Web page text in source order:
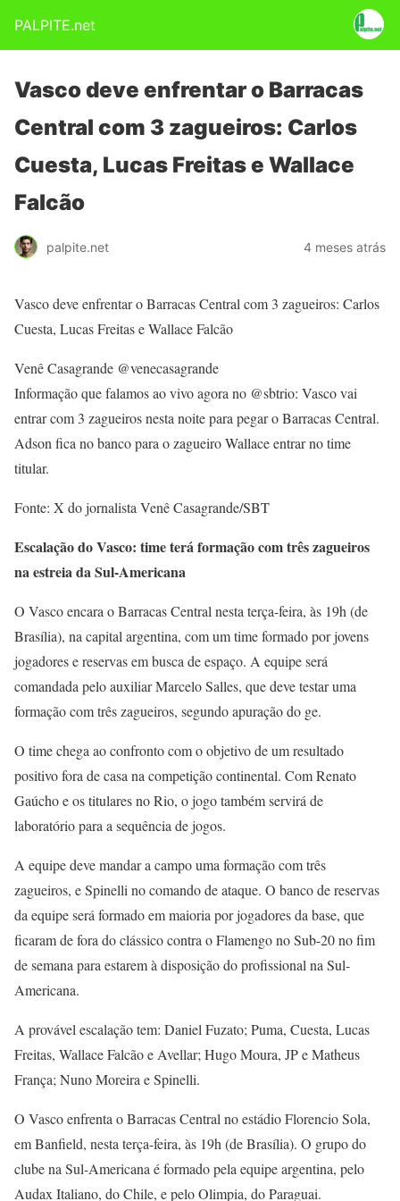
PALPITE.net
Vasco deve enfrentar o Barracas
Central com 3 zagueiros: Carlos
Cuesta, Lucas Freitas e Wallace
Falcão
palpite.net 4 meses atrás
Vasco deve enfrentar o Barracas Central com 3 zagueiros: Carlos
Cuesta, Lucas Freitas e Wallace Falcão
Venê Casagrande @venecasagrande
Informação que falamos ao vivo agora no @sbtrio: Vasco vai
entrar com 3 zagueiros nesta noite para pegar o Barracas Central.
Adson fica no banco para o zagueiro Wallace entrar no time
titular.
Fonte: X do jornalista Venê Casagrande/SBT
Escalação do Vasco: time terá formação com três zagueiros
na estreia da Sul-Americana
O Vasco encara o Barracas Central nesta terça-feira, às 19h (de
Brasília), na capital argentina, com um time formado por jovens
jogadores e reservas em busca de espaço. A equipe será
comandada pelo auxiliar Marcelo Salles, que deve testar uma
formação com três zagueiros, segundo apuração do ge.
O time chega ao confronto com o objetivo de um resultado
positivo fora de casa na competição continental. Com Renato
Gaúcho e os titulares no Rio, o jogo também servirá de
laboratório para a sequência de jogos.
A equipe deve mandar a campo uma formação com três
zagueiros, e Spinelli no comando de ataque. O banco de reservas
da equipe será formado em maioria por jogadores da base, que
ficaram de fora do clássico contra o Flamengo no Sub-20 no fim
de semana para estarem à disposição do profissional na Sul-
Americana.
A provável escalação tem: Daniel Fuzato; Puma, Cuesta, Lucas
Freitas, Wallace Falcão e Avellar; Hugo Moura, JP e Matheus
França; Nuno Moreira e Spinelli.
O Vasco enfrenta o Barracas Central no estádio Florencio Sola,
em Banfield, nesta terça-feira, às 19h (de Brasília). O grupo do
clube na Sul-Americana é formado pela equipe argentina, pelo
Audax Italiano, do Chile, e pelo Olimpia, do Paraguai.